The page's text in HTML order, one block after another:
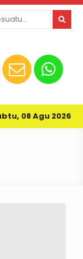
08 Agu 2026
Kartini